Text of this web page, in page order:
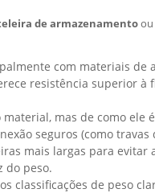
de armazenamentoou
com materiais de
resistência superior à
mas de como ele
seguros (como
mais largas para evitar
do peso.
classificações de peso